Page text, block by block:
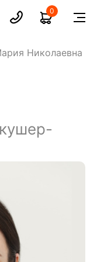
0
Николаевна